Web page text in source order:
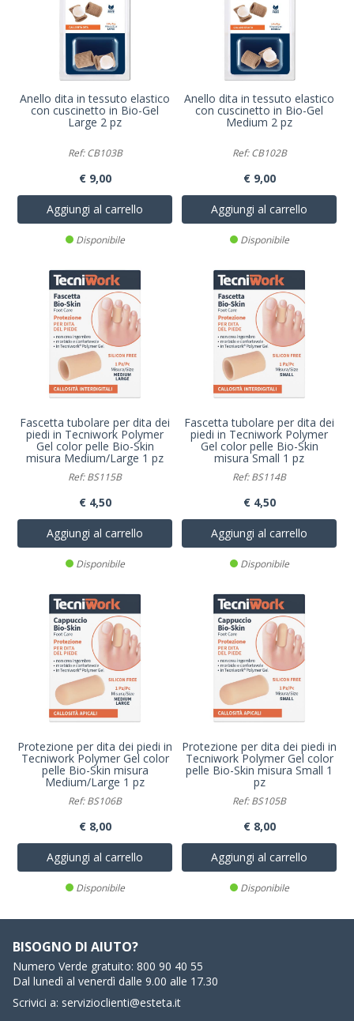
Anello dita in tessuto elastico
con cuscinetto in Bio-Gel
Large 2 pz
Ref: CB103B
€ 9,00
Aggiungi al carrello
Disponibile
Anello dita in tessuto elastico
con cuscinetto in Bio-Gel
Medium 2 pz
Ref: CB102B
€ 9,00
Aggiungi al carrello
Disponibile
Fascetta tubolare per dita dei
piedi in Tecniwork Polymer
Gel color pelle Bio-Skin
misura Medium/Large 1 pz
Ref: BS115B
€ 4,50
Aggiungi al carrello
Disponibile
Fascetta tubolare per dita dei
piedi in Tecniwork Polymer
Gel color pelle Bio-Skin
misura Small 1 pz
Ref: BS114B
€ 4,50
Aggiungi al carrello
Disponibile
Protezione per dita dei piedi in
Tecniwork Polymer Gel color
pelle Bio-Skin misura
Medium/Large 1 pz
Ref: BS106B
€ 8,00
Aggiungi al carrello
Disponibile
Protezione per dita dei piedi in
Tecniwork Polymer Gel color
pelle Bio-Skin misura Small 1
pz
Ref: BS105B
€ 8,00
Aggiungi al carrello
Disponibile
BISOGNO DI AIUTO?
Numero Verde gratuito: 800 90 40 55
Dal lunedì al venerdì dalle 9.00 alle 17.30
Scrivici a: servizioclienti@esteta.it